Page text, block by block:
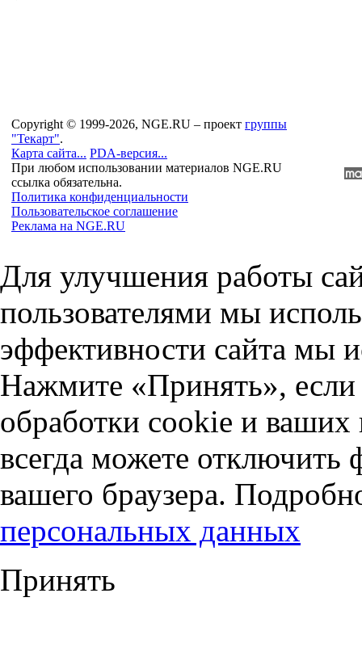
Copyright © 1999-2026, NGE.RU – проект группы
"Текарт".
Карта сайта... PDA-версия...
При любом использовании материалов NGE.RU
ссылка обязательна.
Политика конфиденциальности
Пользовательское соглашение
Реклама на NGE.RU
Для улучшения работы
пользователями мы
эффективности сайта мы
Нажмите «Принять», если
обработки cookie и
всегда можете отключить
вашего браузера.
персональных данных
Принять